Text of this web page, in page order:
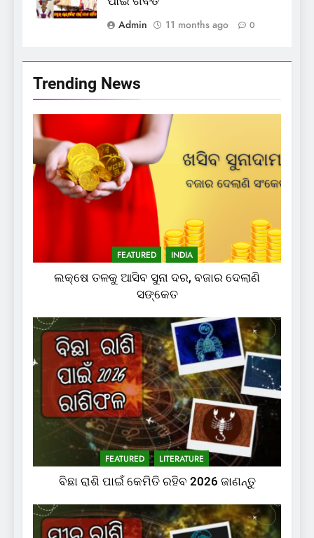
Admin
11 months ago 0
Trending News
FEATURED INDIA
ଲକ୍ଷେ ତଳକୁ ଆସିବ ସୁନା ଦର, ବଜାର ଦେଲାଣି
ସଙ୍କେତ
FEATURED LITERATURE
ବିଛା ରାଶି ପାଇଁ କେମିତି ରହିବ 2026 ଜାଣନ୍ତୁ